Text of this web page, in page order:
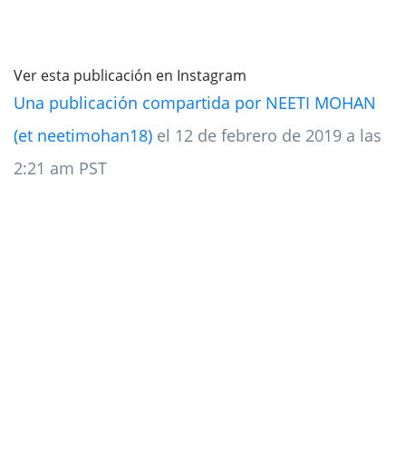
Ver esta publicación en Instagram
Una publicación compartida por NEETI MOHAN
(et neetimohan18) el 12 de febrero de 2019 a las
2:21 am PST